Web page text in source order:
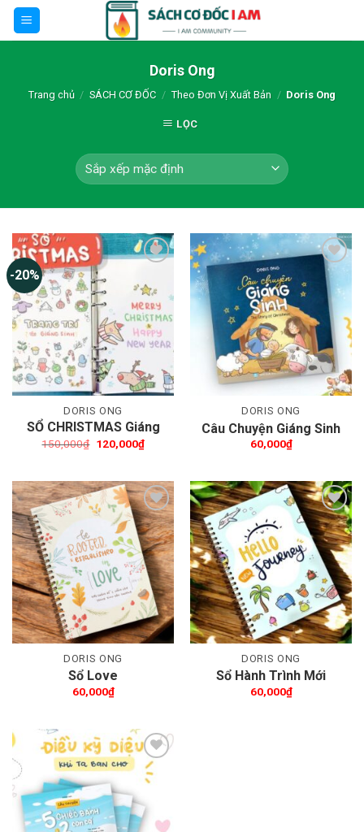
Skip
Doris Ong
Trang chủ / SÁCH CƠ ĐỐC / Theo Đơn Vị Xuất Bản / Doris Ong
LỌC
-20%
Thêm wishlist
DORIS ONG
SỔ CHRISTMAS Giáng
Sinh
150,000₫ Giá
120,000₫Giá
hiện
120,000₫.
Thêm wishlist
DORIS ONG
Câu Chuyện Giáng Sinh
60,000₫
Thêm wishlist
DORIS ONG
Sổ Love
60,000₫
Thêm wishlist
DORIS ONG
Sổ Hành Trình Mới
60,000₫
Thêm wishlist